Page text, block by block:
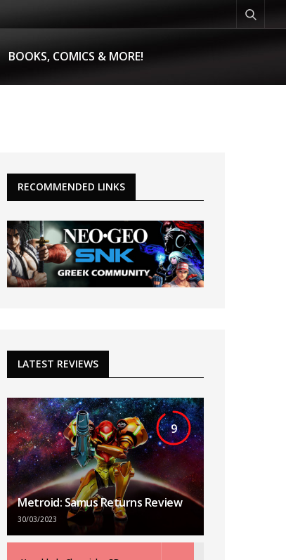
BOOKS, COMICS & MORE!
RECOMMENDED LINKS
LATEST REVIEWS
9
Metroid: Samus Returns Review
30/03/2023